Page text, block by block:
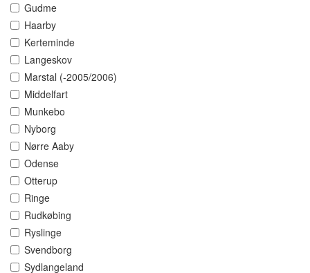
Gudme
Haarby
Kerteminde
Langeskov
Marstal (-2005/2006)
Middelfart
Munkebo
Nyborg
Nørre Aaby
Odense
Otterup
Ringe
Rudkøbing
Ryslinge
Svendborg
Sydlangeland